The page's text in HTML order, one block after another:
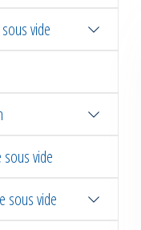
vide
sous vide
sous vide